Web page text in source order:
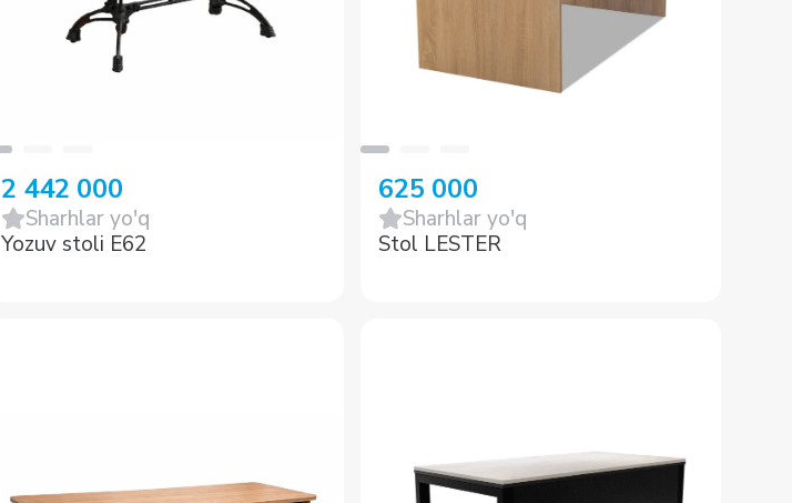
2 442 000
Sharhlar yo'q
Yozuv stoli E62
625 000
Sharhlar yo'q
Stol LESTER